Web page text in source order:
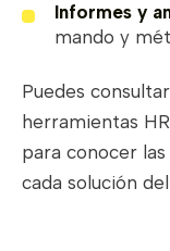
Informes y
mando y
Puedes
herramientas
para conocer
cada solución